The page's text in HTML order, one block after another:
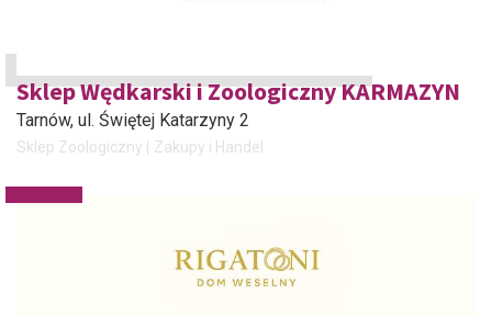
Sklep Wędkarski i Zoologiczny KARMAZYN
Tarnów, ul. Świętej Katarzyny 2
Sklep Zoologiczny Zakupy i Handel